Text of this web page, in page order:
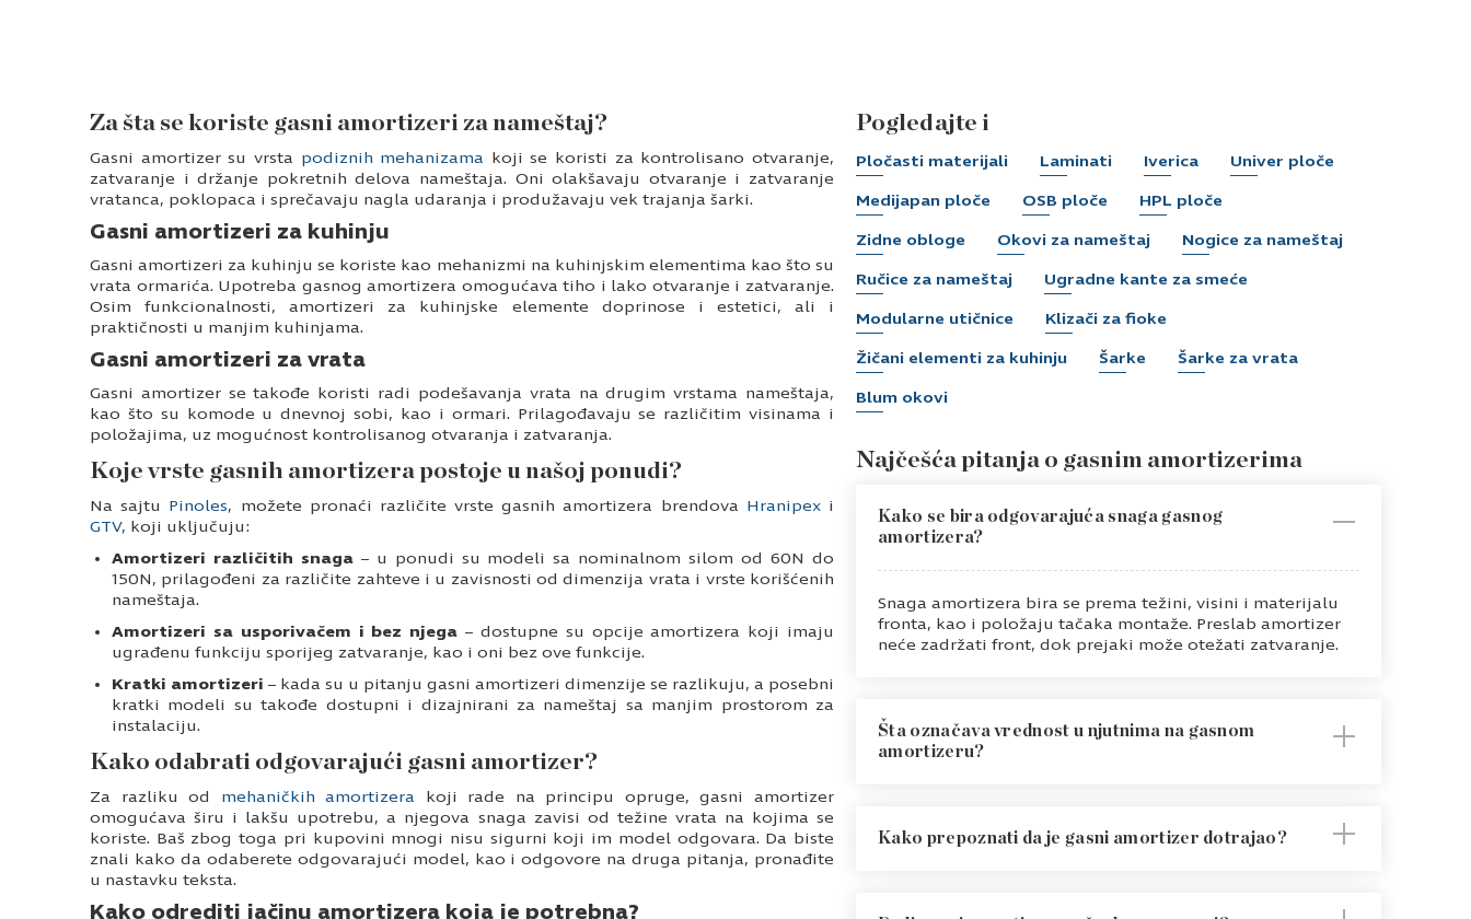
Za šta se koriste gasni amortizeri za nameštaj?
Gasni amortizer su vrsta podiznih mehanizama koji se koristi za kontrolisano otvaranje,
zatvaranje i držanje pokretnih delova nameštaja. Oni olakšavaju otvaranje i zatvaranje
vratanca, poklopaca i sprečavaju nagla udaranja i produžavaju vek trajanja šarki.
Gasni amortizeri za kuhinju
Gasni amortizeri za kuhinju se koriste kao mehanizmi na kuhinjskim elementima kao što su
vrata ormarića. Upotreba gasnog amortizera omogućava tiho i lako otvaranje i zatvaranje.
Osim funkcionalnosti, amortizeri za kuhinjske elemente doprinose i estetici, ali i
praktičnosti u manjim kuhinjama.
Gasni amortizeri za vrata
Gasni amortizer se takođe koristi radi podešavanja vrata na drugim vrstama nameštaja,
kao što su komode u dnevnoj sobi, kao i ormari. Prilagođavaju se različitim visinama i
položajima, uz mogućnost kontrolisanog otvaranja i zatvaranja.
Koje vrste gasnih amortizera postoje u našoj ponudi?
Na sajtu Pinoles, možete pronaći različite vrste gasnih amortizera brendova Hranipexi
GTV, koji uključuju:
Amortizeri različitih snaga– u ponudi su modeli sa nominalnom silom od 60N do
150N, prilagođeni za različite zahteve i u zavisnosti od dimenzija vrata i vrste korišćenih
nameštaja.
Amortizeri sa usporivačem i bez njega – dostupne su opcije amortizera koji imaju
ugrađenu funkciju sporijeg zatvaranje, kao i oni bez ove funkcije.
Kratki amortizeri – kada su u pitanju gasni amortizeri dimenzije se razlikuju, a posebni
kratki modeli su takođe dostupni i dizajnirani za nameštaj sa manjim prostorom za
instalaciju.
Kako odabrati odgovarajući gasni amortizer?
Za razliku od mehaničkih amortizera koji rade na principu opruge, gasni amortizer
omogućava širu i lakšu upotrebu, a njegova snaga zavisi od težine vrata na kojima se
koriste. Baš zbog toga pri kupovini mnogi nisu sigurni koji im model odgovara. Da biste
znali kako da odaberete odgovarajući model, kao i odgovore na druga pitanja, pronađite
u nastavku teksta.
Kako odrediti jačinu amortizera koja je potrebna?
Pogledajte i
Pločasti materijali Laminati Iverica Univer ploče
Medijapan ploče OSB ploče HPL ploče
Zidne obloge Okovi za nameštaj Nogice za nameštaj
Ručice za nameštaj Ugradne kante za smeće
Modularne utičnice Klizači za fioke
Žičani elementi za kuhinju Šarke Šarke za vrata
Blum okovi
Najčešća pitanja o gasnim amortizerima
Kako se bira odgovarajuća snaga gasnog
amortizera?
Snaga amortizera bira se prema težini, visini i materijalu
fronta, kao i položaju tačaka montaže. Preslab amortizer
neće zadržati front, dok prejaki može otežati zatvaranje.
Šta označava vrednost u njutnima na gasnom
amortizeru?
front. Veći broj njutna ne znači automatski bolji izbor, već
Kako prepoznati da je gasni amortizer dotrajao?